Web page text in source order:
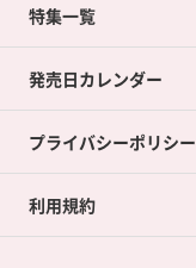
ネット買取について
買取承諾書について
ポイントカードTOP
ポイント交換景品
特集一覧
発売日カレンダー
プライバシーポリシー
利用規約